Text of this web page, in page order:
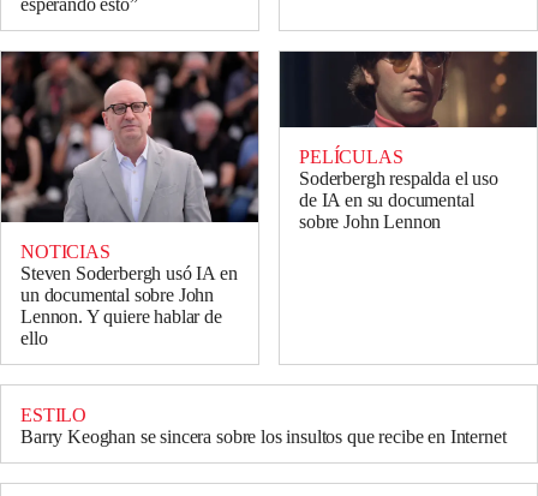
NOTICIAS
Steven Soderbergh usó IA en
un documental sobre John
Lennon. Y quiere hablar de
ello
PELÍCULAS
Soderbergh respalda el uso
de IA en su documental
sobre John Lennon
ESTILO
Barry Keoghan se sincera sobre los insultos que recibe en Internet